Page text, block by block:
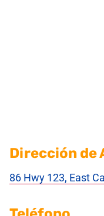
Dirección de
86 Hwy 123, East